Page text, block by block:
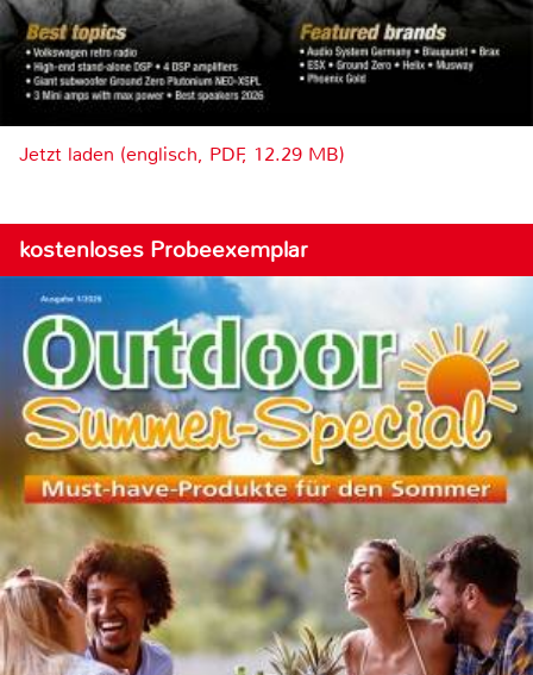
Jetzt laden (englisch, PDF, 12.29 MB)
kostenloses Probeexemplar